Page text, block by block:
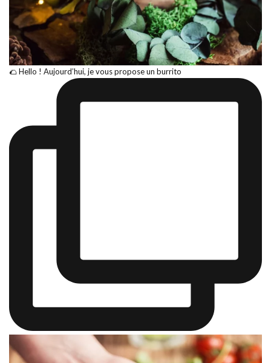
🌮 Hello ! Aujourd’hui, je vous propose un burrito